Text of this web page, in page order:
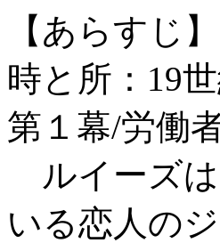
【あらすじ】
時と所：19
第１幕/労働
ルイーズは
いる恋人の